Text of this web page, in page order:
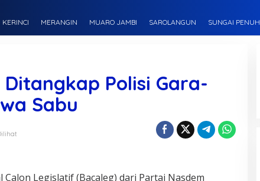
KERINCI MERANGIN MUARO JAMBI SAROLANGUN SUNGAI PENUH
Polisi Gara-
Sabu
Calon Legislatif (Bacaleg) dari Partai Nasdem